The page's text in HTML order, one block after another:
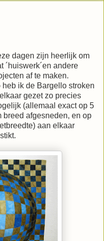
dagen zijn heerlijk om
´huiswerk´en andere
af te maken.
heb ik de Bargello stroken
gezet zo precies
(allemaal exact op 5
breed afgesneden, en op
aan elkaar